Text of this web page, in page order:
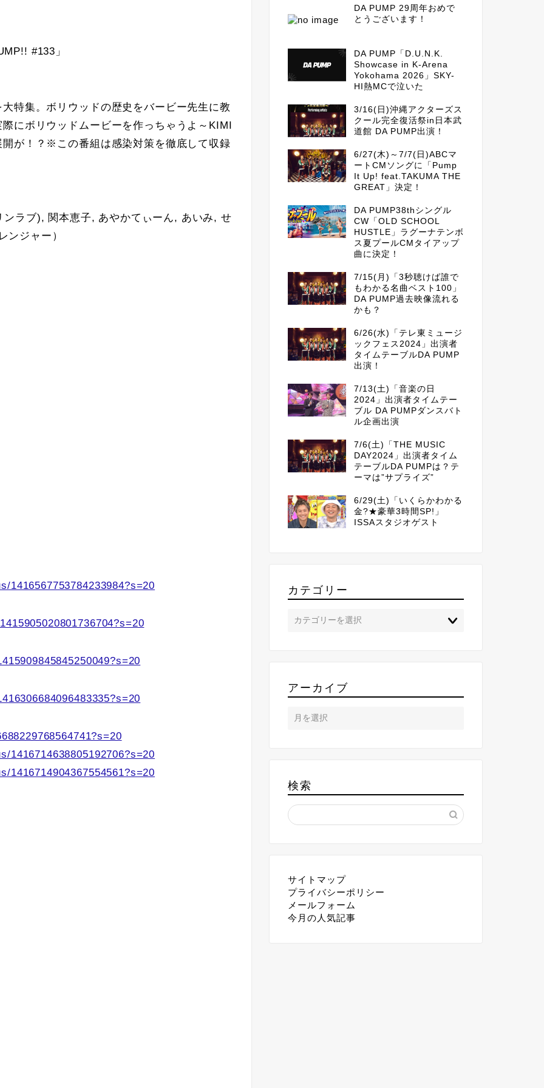
#133」
特集。ボリウッドの歴史をバービー先生に教
にボリウッドムービーを作っちゃうよ～KIMI
が！？※この番組は感染対策を徹底して収録
ラブ), 関本恵子, あやかてぃーん, あいみ, せ
ジャー）
1416567753784233984?s=20
1416714638805192706?s=20
1416714904367554561?s=20
DA PUMP 29周年おめで
とうございます！
DA PUMP「D.U.N.K.
Showcase in K-Arena
Yokohama 2026」SKY-
HI熱MCで泣いた
3/16(日)沖縄アクターズス
クール完全復活祭in日本武
道館 DA PUMP出演！
6/27(木)～7/7(日)ABCマ
ートCMソングに「Pump
It Up! feat.TAKUMA THE
GREAT」決定！
DA PUMP38thシングル
CW「OLD SCHOOL
HUSTLE」ラグーナテンボ
ス夏プールCMタイアップ
曲に決定！
7/15(月)「3秒聴けば誰で
もわかる名曲ベスト100」
DA PUMP過去映像流れる
かも？
6/26(水)「テレ東ミュージ
ックフェス2024」出演者
タイムテーブルDA PUMP
出演！
7/13(土)「音楽の日
2024」出演者タイムテー
ブル DA PUMPダンスバト
ル企画出演
7/6(土)「THE MUSIC
DAY2024」出演者タイム
テーブルDA PUMPは？テ
ーマは”サプライズ”
6/29(土)「いくらかわかる
金?★豪華3時間SP!」
ISSAスタジオゲスト
カテゴリー
アーカイブ
検索
サイトマップ
プライバシーポリシー
メールフォーム
今月の人気記事